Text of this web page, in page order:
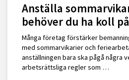
Anställa
behöver du ha koll på
Många företag förstärker
med sommarvikarier och
anställningen bara ska pågå några
arbetsrättsliga regler som …